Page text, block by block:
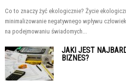
Co to znaczy żyć ekologicznie? Życie
minimalizowanie negatywnego wpływu
na podejmowaniu świadomych...
JAKI JEST
BIZNES?